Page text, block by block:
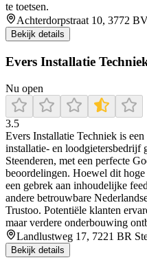
te toetsen.
Achterdorpstraat 10, 3772
Bekijk details
Evers Installatie
Nu open
3.5
Evers Installatie Techniek is
installatie- en loodgietersbedrijf
Steenderen, met een perfecte
beoordelingen. Hoewel dit
een gebrek aan inhoudelijke
andere betrouwbare
Trustoo. Potentiële klanten
maar verdere onderbouwing
Landlustweg 17, 7221 BR
Bekijk details